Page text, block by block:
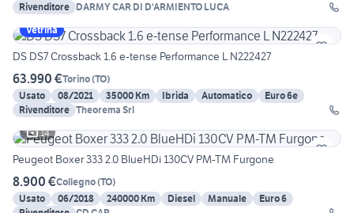
Rivenditore DARMY CAR DI D'ARMIENTO LUCA
Vetrina
DS DS7 Crossback 1.6 e-tense Performance L N222427
63.990 €Torino(TO)
Usato
08/2021 35000 Km Ibrida Automatico
Euro 6e
Rivenditore Theorema Srl
14
Peugeot Boxer 333 2.0 BlueHDi 130CV PM-TM Furgone
8.900 €Collegno(TO)
Usato
06/2018 240000 Km Diesel Manuale
Euro 6